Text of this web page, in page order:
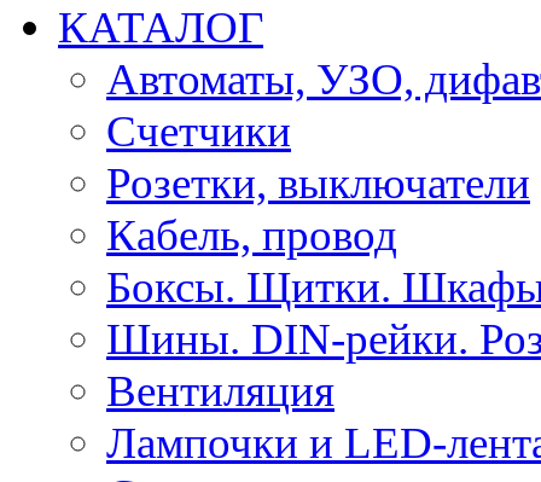
КАТАЛОГ
Автоматы, УЗО,
Счетчики
Розетки, выключатели
Кабель, провод
Боксы. Щитки.
Шины. DIN-рейки.
Вентиляция
Лампочки и LED-